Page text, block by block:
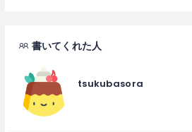
書いてくれた人
tsukubasora